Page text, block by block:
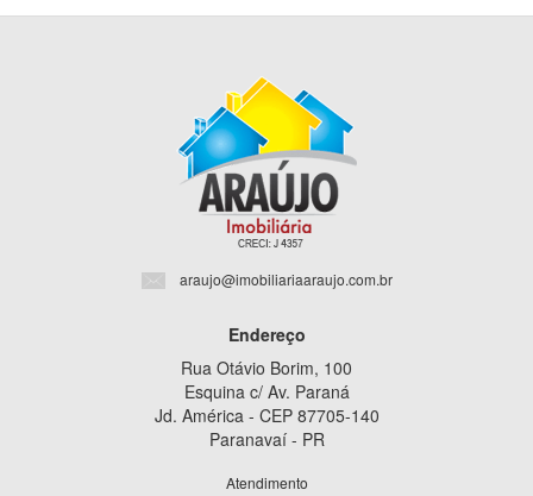
araujo@imobiliariaaraujo.com.br
Endereço
Rua Otávio Borim, 100
Esquina c/ Av. Paraná
Jd. América - CEP 87705-140
Paranavaí - PR
Atendimento